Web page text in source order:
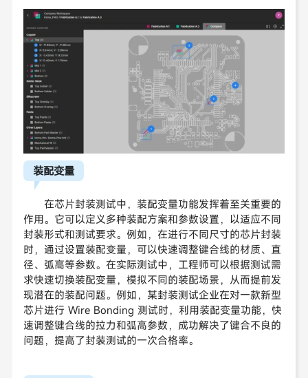
装配变量
在芯片封装测试中，装配变量功能发挥着至关重要的
作用。它可以定义多种装配方案和参数设置，以适应不同
封装形式和测试要求。例如，在进行不同尺寸的芯片封装
时，通过设置装配变量，可以快速调整键合线的材质、直
径、弧高等参数。在实际测试中，工程师可以根据测试需
求快速切换装配变量，模拟不同的装配场景，从而提前发
现潜在的装配问题。例如，某封装测试企业在对一款新型
芯片进行 Wire Bonding 测试时，利用装配变量功能，快
速调整键合线的拉力和弧高参数，成功解决了键合不良的
问题，提高了封装测试的一次合格率。